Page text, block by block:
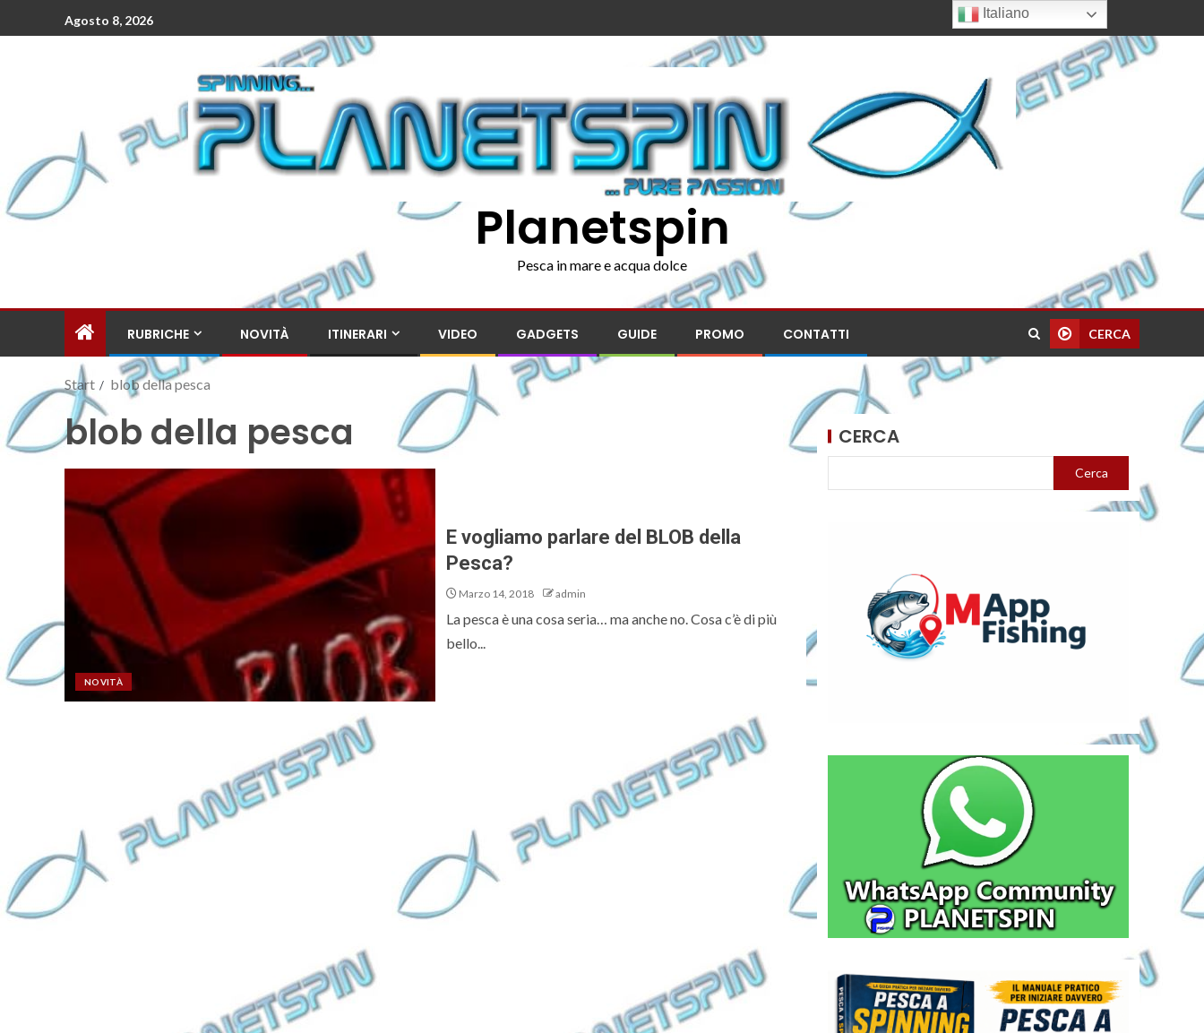
Agosto 8, 2026
Planetspin
Pesca in mare e acqua dolce
RUBRICHE NOVITÀ ITINERARI VIDEO GADGETS GUIDE PROMO CONTATTI CERCA
Start blob della pesca
blob della pesca
NOVITÀ
E vogliamo parlare del BLOB della
Pesca?
Marzo 14, 2018 admin
La pesca è una cosa seria… ma anche no. Cosa c’è di più
bello...
CERCA
Cerca
Italiano